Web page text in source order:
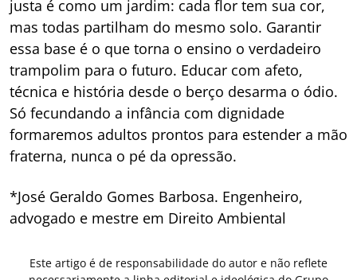
justa é como um jardim: cada flor tem sua cor,
mas todas partilham do mesmo solo. Garantir
essa base é o que torna o ensino o verdadeiro
trampolim para o futuro. Educar com afeto,
técnica e história desde o berço desarma o ódio.
Só fecundando a infância com dignidade
formaremos adultos prontos para estender a mão
fraterna, nunca o pé da opressão.
*José Geraldo Gomes Barbosa. Engenheiro,
advogado e mestre em Direito Ambiental
Este artigo é de responsabilidade do autor e não reflete